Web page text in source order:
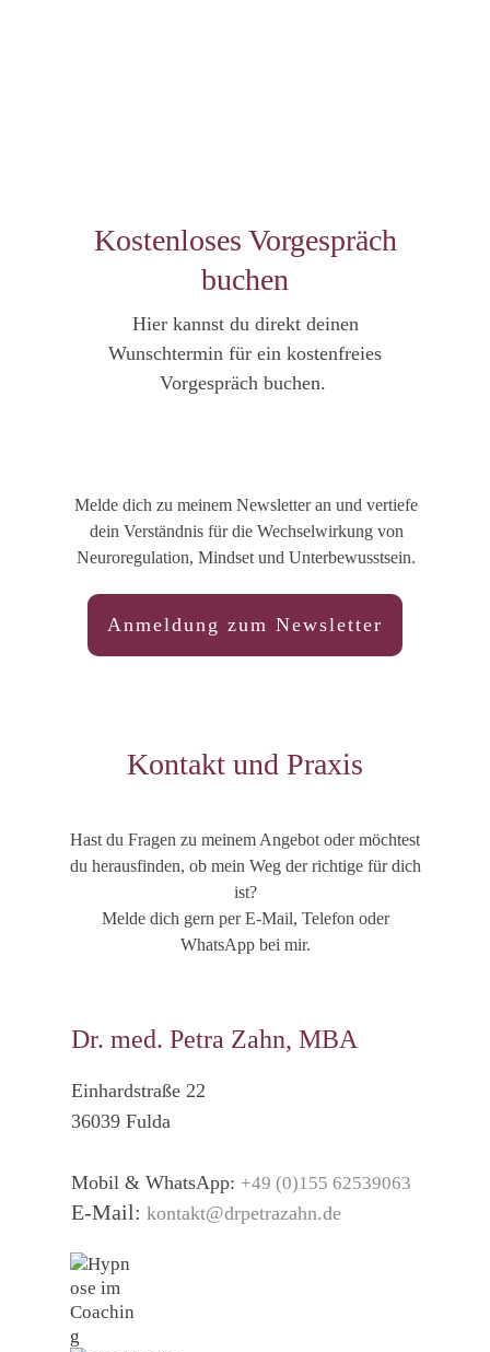
Kostenloses Vorgespräch
buchen
Hier kannst du direkt deinen
Wunschtermin für ein kostenfreies
Vorgespräch buchen.
Melde dich zu meinem Newsletter an und vertiefe
dein Verständnis für die Wechselwirkung von
Neuroregulation, Mindset und Unterbewusstsein.
Anmeldung zum Newsletter
Kontakt und Praxis
Hast du Fragen zu meinem Angebot oder möchtest
du herausfinden, ob mein Weg der richtige für dich
ist?
Melde dich gern per E-Mail, Telefon oder
WhatsApp bei mir.
Dr. med. Petra Zahn, MBA
Einhardstraße 22
36039 Fulda
Mobil & WhatsApp: +49 (0)155 62539063
E-Mail: kontakt@drpetrazahn.de